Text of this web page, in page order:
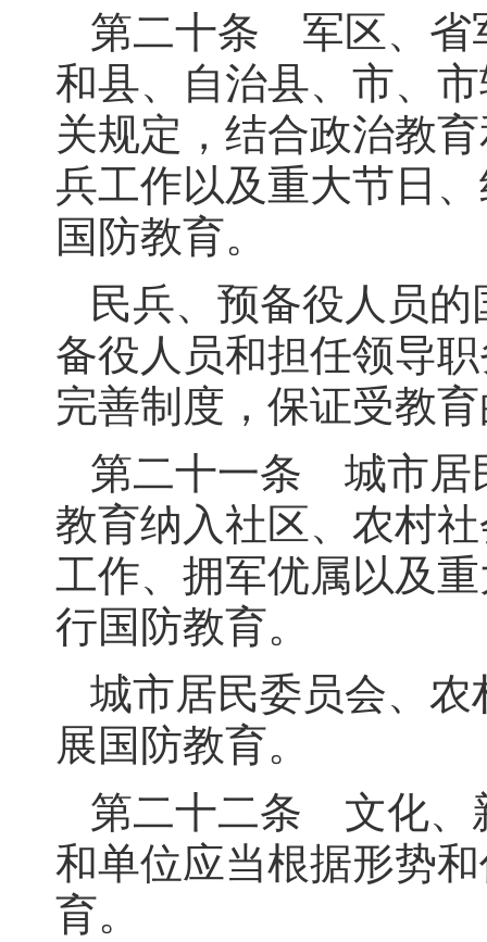
第二十条 军区、省
和县、自治县、市、
关规定，结合政治教
兵工作以及重大节日
国防教育。
民兵、预备役人员
备役人员和担任领导
完善制度，保证受教
第二十一条 城市居
教育纳入社区、农村
工作、拥军优属以及
行国防教育。
城市居民委员会、
展国防教育。
第二十二条 文化、
和单位应当根据形势
育。